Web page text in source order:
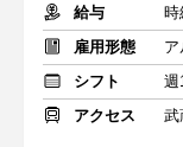
給与
雇用形態
ア
シフト
週
アクセス
武